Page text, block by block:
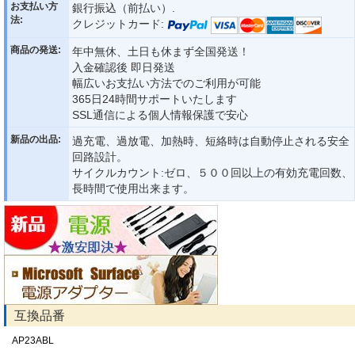
お支払い方
法:
銀行振込（前払い）.
クレジットカード:
商品の発送:
年中無休、土日も休まず全国発送！
入金確認後 即日発送
幅広いお支払い方法でのご利用が可能
365日24時間サポートいたします
SSL通信による個人情報保護で安心
新品の出品:
過充電、過放電、加熱時、短絡時は自動停止される安全
回路設計。
サイクルカウント:ゼロ、５００回以上の有効充電回数、
長時間で使用出来ます。
互換品番
AP23ABL